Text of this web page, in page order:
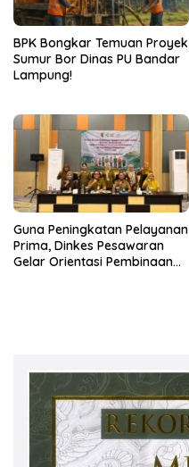
BPK Bongkar Temuan Proyek
Sumur Bor Dinas PU Bandar
Lampung!
Guna Peningkatan Pelayanan
Prima, Dinkes Pesawaran
Gelar Orientasi Pembinaan